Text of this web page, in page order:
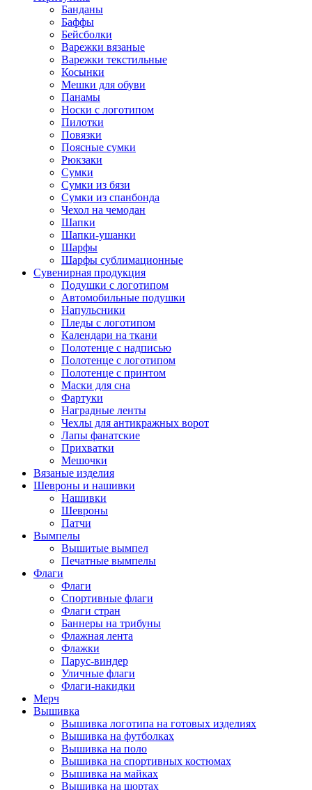
Банданы
Баффы
Бейсболки
Варежки вязаные
Варежки текстильные
Косынки
Мешки для обуви
Панамы
Носки с логотипом
Пилотки
Повязки
Поясные сумки
Рюкзаки
Сумки
Сумки из бязи
Сумки из спанбонда
Чехол на чемодан
Шапки
Шапки-ушанки
Шарфы
Шарфы сублимационные
Сувенирная продукция
Подушки с логотипом
Автомобильные подушки
Напульсники
Пледы с логотипом
Календари на ткани
Полотенце с надписью
Полотенце с логотипом
Полотенце с принтом
Маски для сна
Фартуки
Наградные ленты
Чехлы для антикражных ворот
Лапы фанатские
Прихватки
Мешочки
Вязаные изделия
Шевроны и нашивки
Нашивки
Шевроны
Патчи
Вымпелы
Вышитые вымпел
Печатные вымпелы
Флаги
Флаги
Спортивные флаги
Флаги стран
Баннеры на трибуны
Флажная лента
Флажки
Парус-виндер
Уличные флаги
Флаги-накидки
Мерч
Вышивка
Вышивка логотипа на готовых изделиях
Вышивка на футболках
Вышивка на поло
Вышивка на спортивных костюмах
Вышивка на майках
Вышивка на шортах